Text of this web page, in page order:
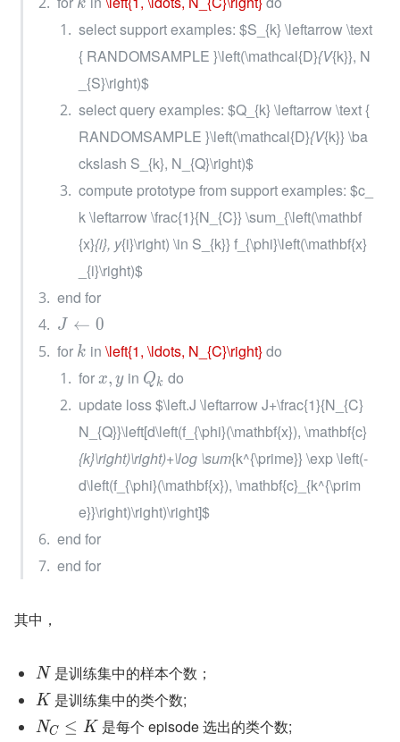
k
select support examples: $S_{k} \leftarrow \text
{ RANDOMSAMPLE }\left(\mathcal{D}{V{k}}, N
_{S}\right)$
select query examples: $Q_{k} \leftarrow \text {
RANDOMSAMPLE }\left(\mathcal{D}{V{k}} \ba
ckslash S_{k}, N_{Q}\right)$
compute prototype from support examples: $c_
k \leftarrow \frac{1}{N_{C}} \sum_{\left(\mathbf
{x}{i}, y{i}\right) \in S_{k}} f_{\phi}\left(\mathbf{x}
_{i}\right)$
end for
J ← 0
for k in \left{1, \ldots, N_{C}\right} do
for x, y in Qk do
update loss $\left.J \leftarrow J+\frac{1}{N_{C}
N_{Q}}\left[d\left(f_{\phi}(\mathbf{x}), \mathbf{c}
{k}\right)\right)+\log \sum{k^{\prime}} \exp \left(-
d\left(f_{\phi}(\mathbf{x}), \mathbf{c}_{k^{\prim
e}}\right)\right)\right]$
end for
end for
其中，
N 是训练集中的样本个数；
K 是训练集中的类个数;
NC ≤ K 是每个 episode 选出的类个数;